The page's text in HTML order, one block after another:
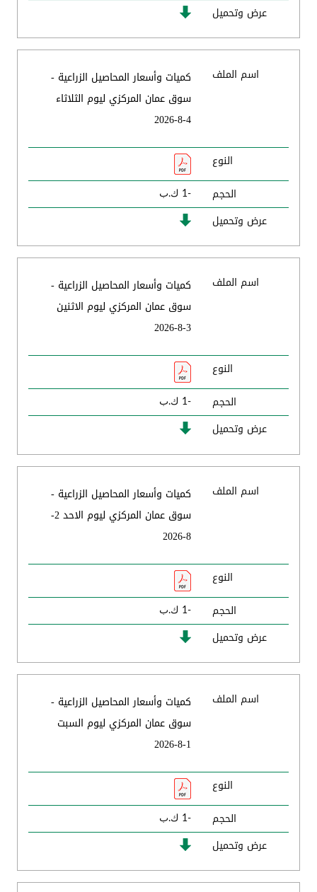
عرض وتحميل
اسم الملف
كميات وأسعار المحاصيل الزراعية -
سوق عمان المركزي ليوم الثلاثاء
4-8-2026
النوع
الحجم
-1 ك.ب
عرض وتحميل
اسم الملف
كميات وأسعار المحاصيل الزراعية -
سوق عمان المركزي ليوم الاثنين
3-8-2026
النوع
الحجم
-1 ك.ب
عرض وتحميل
اسم الملف
كميات وأسعار المحاصيل الزراعية -
سوق عمان المركزي ليوم الاحد 2-
8-2026
النوع
الحجم
-1 ك.ب
عرض وتحميل
اسم الملف
كميات وأسعار المحاصيل الزراعية -
سوق عمان المركزي ليوم السبت
1-8-2026
النوع
الحجم
-1 ك.ب
عرض وتحميل